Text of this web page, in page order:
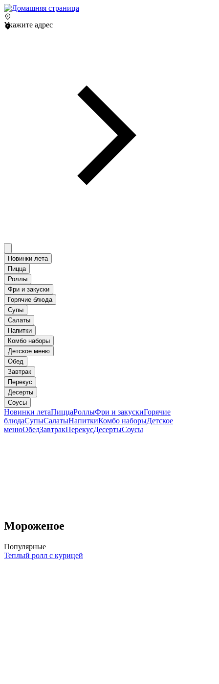
Укажите адрес
Новинки лета
Пицца
Роллы
Фри и закуски
Горячие блюда
Супы
Салаты
Напитки
Комбо наборы
Детское меню
Обед
Завтрак
Перекус
Десерты
Соусы
Новинки летаПиццаРоллыФри и закускиГорячие
блюдаСупыСалатыНапиткиКомбо наборыДетское
менюОбедЗавтракПерекусДесертыСоусы
Мороженое
Популярные
Теплый ролл с курицей